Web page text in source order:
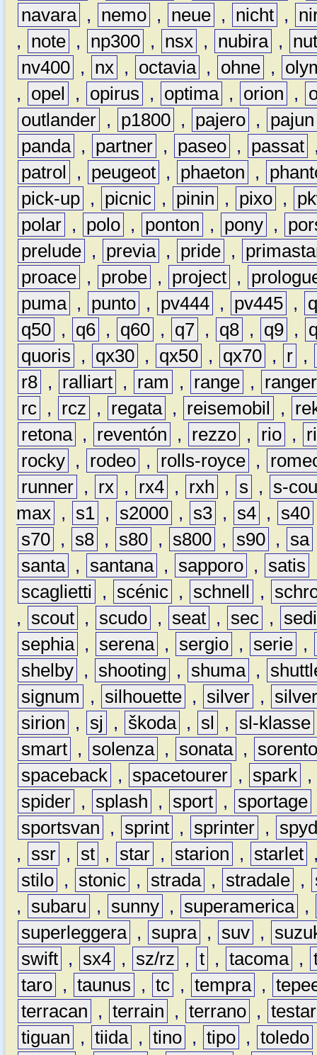
navara , nemo , neue , nicht ,
,
note , np300 , nsx , nubira ,
nv400 , nx , octavia , ohne ,
,
opel , opirus , optima , orion ,
outlander , p1800 , pajero ,
pajun
panda , partner , paseo , passat
patrol
, peugeot , phaeton ,
pick-up , picnic , pinin , pixo ,
polar , polo , ponton , pony ,
prelude , previa , pride ,
proace , probe , project ,
puma , punto , pv444 , pv445 ,
q50 , q6 , q60 , q7 , q8 , q9 ,
quoris
, qx30 , qx50 , qx70 , r ,
r8 , ralliart , ram , range ,
ranger
rc , rcz , regata , reisemobil ,
retona , reventón , rezzo , rio ,
rocky , rodeo , rolls-royce ,
runner , rx , rx4 , rxh , s ,
s-
max , s1 , s2000 , s3 , s4 , s40
s70 , s8 , s80 , s800 , s90 , sa
santa , santana , sapporo , satis
scaglietti
, scénic , schnell ,
,
scout , scudo , seat , sec ,
sephia , serena , sergio , serie ,
shelby , shooting , shuma ,
signum
, silhouette , silver ,
sirion
, sj , škoda , sl , sl-klasse
smart , solenza , sonata ,
spaceback , spacetourer , spark ,
spider , splash , sport , sportage
sportsvan
, sprint , sprinter ,
,
ssr , st , star , starion , starlet
stilo , stonic , strada , stradale ,
,
subaru , sunny , superamerica ,
superleggera , supra , suv ,
swift , sx4 , sz/rz , t , tacoma ,
taro , taunus , tc , tempra ,
terracan
, terrain , terrano ,
tiguan
, tiida , tino , tipo , toledo